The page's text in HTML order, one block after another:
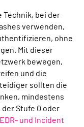
Technik, bei der
verwenden,
ohne
Mit dieser
bewegen,
und die
sollten die
mindestens
Stufe 0 oder
EDR- und Incident